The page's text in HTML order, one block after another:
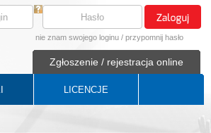
nie znam swojego loginu / przypomnij hasło
Zgłoszenie / rejestracja online
LICENCJE